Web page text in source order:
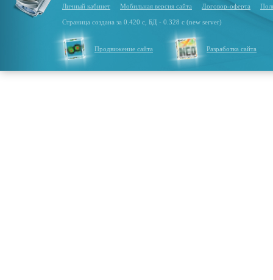
Личный кабинет Мобильная версия сайта Договор-оферта
Страница создана за 0.420 с, БД - 0.328 с (new server)
Продвижение сайта Разработка сайта